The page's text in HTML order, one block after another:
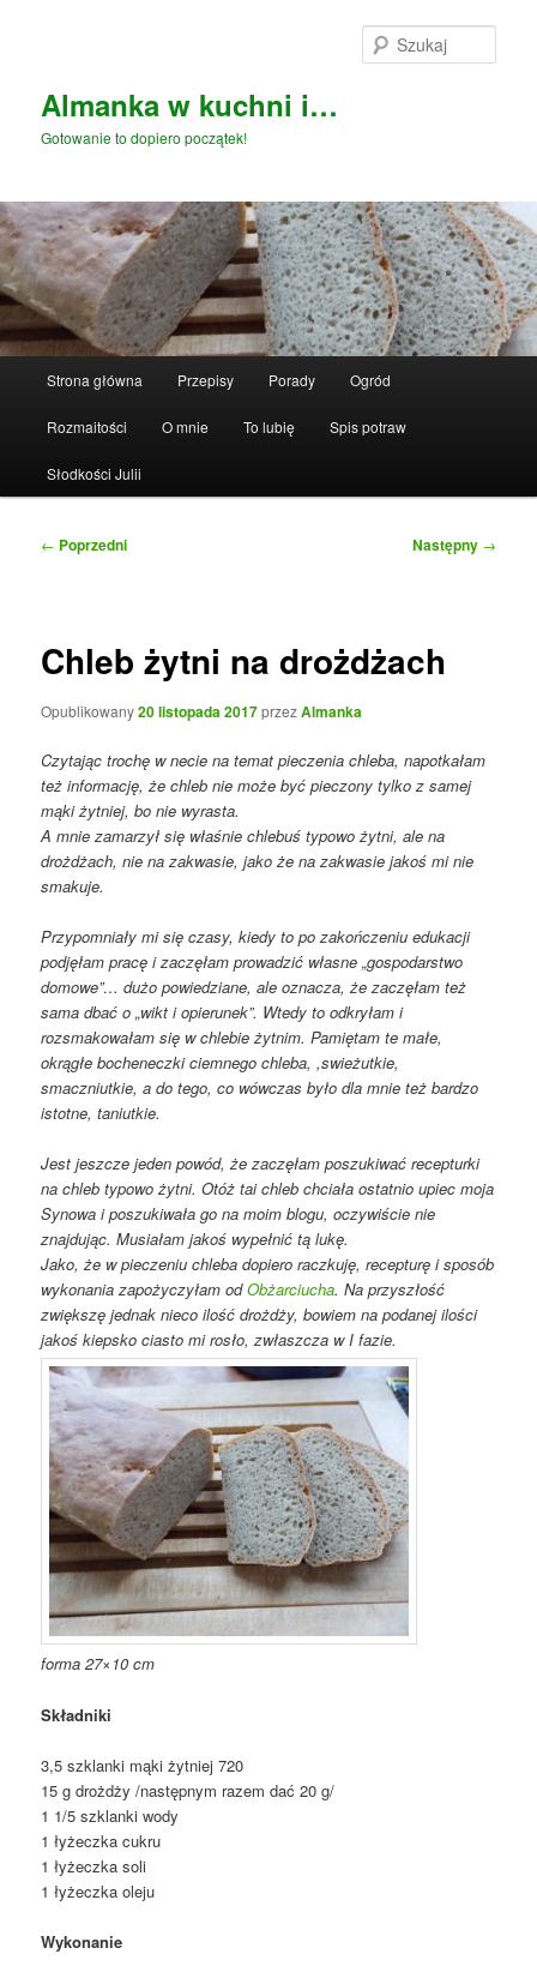
Almanka w kuchni i…
Gotowanie to dopiero początek!
Strona główna Przepisy Porady Ogród
Rozmaitości O mnie To lubię Spis potraw
Słodkości Julii
Nawigacja
← Poprzedni Następny →
Chleb żytni na drożdżach
Opublikowany20 listopada 2017przezAlmanka
Czytając trochę w necie na temat pieczenia chleba, napotkałam
też informację, że chleb nie może być pieczony tylko z samej
mąki żytniej, bo nie wyrasta.
A mnie zamarzył się właśnie chlebuś typowo żytni, ale na
drożdżach, nie na zakwasie, jako że na zakwasie jakoś mi nie
smakuje.
Przypomniały mi się czasy, kiedy to po zakończeniu edukacji
podjęłam pracę i zaczęłam prowadzić własne „gospodarstwo
domowe”… dużo powiedziane, ale oznacza, że zaczęłam też
sama dbać o „wikt i opierunek”. Wtedy to odkryłam i
rozsmakowałam się w chlebie żytnim. Pamiętam te małe,
okrągłe bocheneczki ciemnego chleba, ,swieżutkie,
smaczniutkie, a do tego, co wówczas było dla mnie też bardzo
istotne, taniutkie.
Jest jeszcze jeden powód, że zaczęłam poszukiwać recepturki
na chleb typowo żytni. Otóż tai chleb chciała ostatnio upiec moja
Synowa i poszukiwała go na moim blogu, oczywiście nie
znajdując. Musiałam jakoś wypełnić tą lukę.
Jako, że w pieczeniu chleba dopiero raczkuję, recepturę i sposób
wykonania zapożyczyłam odObżarciucha. Na przyszłość
zwiększę jednak nieco ilość drożdży, bowiem na podanej ilości
jakoś kiepsko ciasto mi rosło, zwłaszcza w I fazie.
forma 27×10 cm
Składniki
3,5 szklanki mąki żytniej 720
15 g drożdży /następnym razem dać 20 g/
1 1/5 szklanki wody
1 łyżeczka cukru
1 łyżeczka soli
1 łyżeczka oleju
Wykonanie